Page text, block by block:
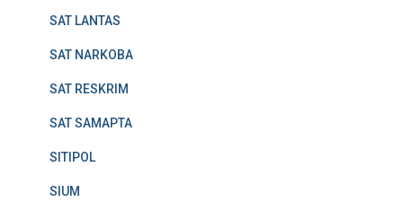
SAT LANTAS
SAT NARKOBA
SAT RESKRIM
SAT SAMAPTA
SITIPOL
SIUM